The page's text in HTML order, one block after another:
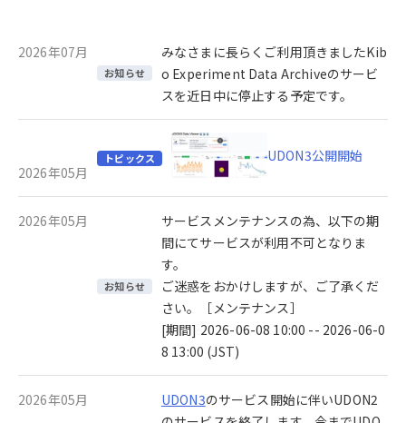
2026年07月
お知らせ
みなさまに長らくご利用頂きましたKib
o Experiment Data Archiveのサービ
スを近日中に停止する予定です。
2026年05月
トピックス UDON3公開開始
2026年05月
お知らせ
サービスメンテナンスの為、以下の期
間にてサービスが利用不可となりま
す。
ご迷惑をおかけしますが、ご了承くだ
さい。［メンテナンス］
[期間] 2026-06-08 10:00 -- 2026-06-0
8 13:00 (JST)
2026年05月 UDON3のサービス開始に伴いUDON2